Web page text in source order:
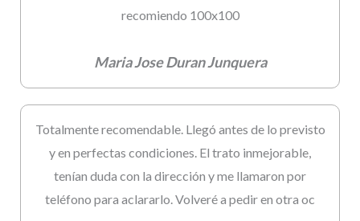
recomiendo 100x100
Maria Jose Duran Junquera
Totalmente recomendable. Llegó antes de lo previsto
y en perfectas condiciones. El trato inmejorable,
tenían duda con la dirección y me llamaron por
teléfono para aclararlo. Volveré a pedir en otra oc